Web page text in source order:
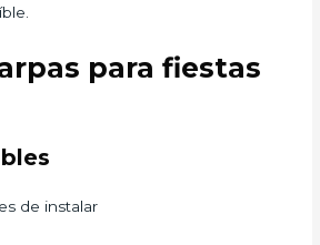
para fiestas
de instalar